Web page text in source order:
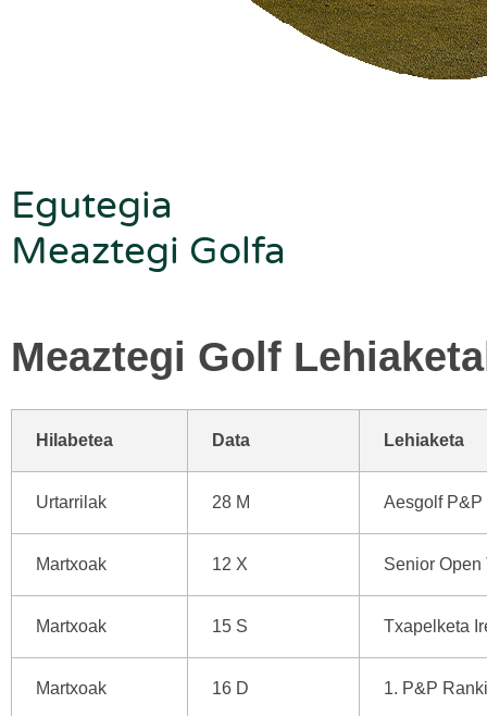
Egutegia
Meaztegi Golfa
Meaztegi Golf
Hilabetea Data Lehiaketa
Urtarrilak 28 M Aesgolf
Martxoak 12 X Senior
Martxoak 15 S Txapelketa
Martxoak 16 D 1. P&P